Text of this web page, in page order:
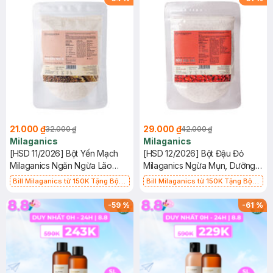
21.000 ₫32.000 ₫
Milaganics
[HSD 11/2026] Bột Yến Mạch
Milaganics Ngăn Ngừa Lão
Hóa & Mụn 100g (Túi)
Bill Milaganics từ 150K Tặng Bột
Vết Thâm 100g (SL Có Hạn)
29.000 ₫42.000 ₫
Milaganics
[HSD 12/2026] Bột Đậu Đỏ
Milaganics Ngừa Mụn, Dưỡng
Sáng Da 100g (Túi)
Bill Milaganics từ 150K Tặng Bột
Vết Thâm 100g (SL Có Hạn)
-59% -61%